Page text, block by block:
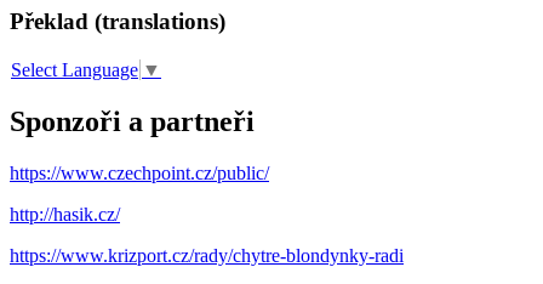
Překlad (translations)
Select Language ▼
Sponzoři a partneři
https://www.czechpoint.cz/public/
http://hasik.cz/
https://www.krizport.cz/rady/chytre-blondynky-radi